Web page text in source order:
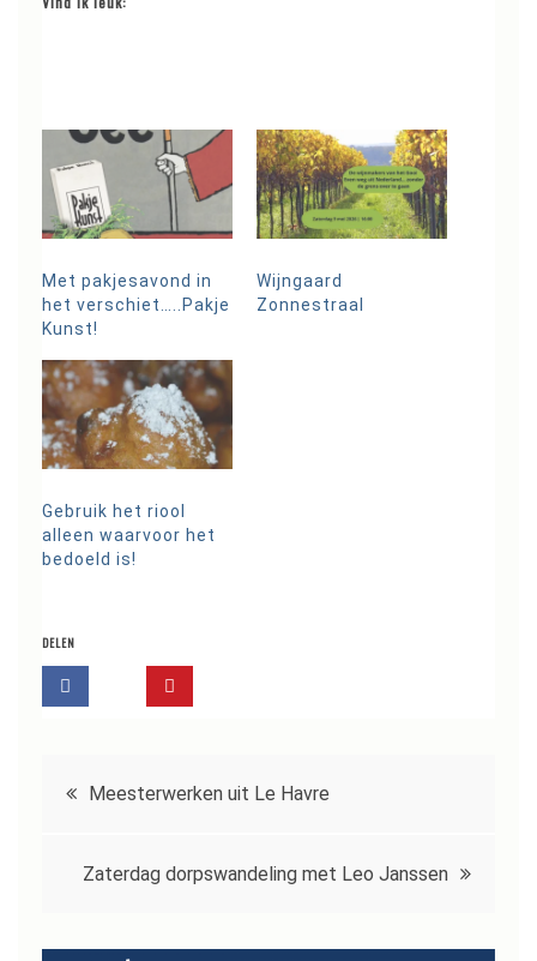
Met pakjesavond in
het verschiet…..Pakje
Kunst!
Wijngaard
Zonnestraal
Gebruik het riool
alleen waarvoor het
bedoeld is!
DELEN
Bericht
Meesterwerken uit Le Havre
Zaterdag dorpswandeling met Leo Janssen